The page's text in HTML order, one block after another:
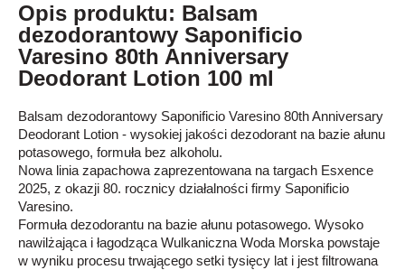
Opis produktu: Balsam
dezodorantowy Saponificio
Varesino 80th Anniversary
Deodorant Lotion 100 ml
Balsam dezodorantowy Saponificio Varesino 80th Anniversary
Deodorant Lotion - wysokiej jakości dezodorant na bazie ałunu
potasowego, formuła bez alkoholu.
Nowa linia zapachowa zaprezentowana na targach Esxence
2025, z okazji 80. rocznicy działalności firmy Saponificio
Varesino.
Formuła dezodorantu na bazie ałunu potasowego. Wysoko
nawilżająca i łagodząca Wulkaniczna Woda Morska powstaje
w wyniku procesu trwającego setki tysięcy lat i jest filtrowana